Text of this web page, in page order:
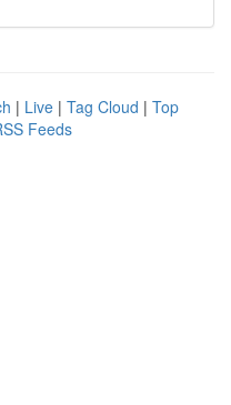
| Live | Tag Cloud | Top
Feeds